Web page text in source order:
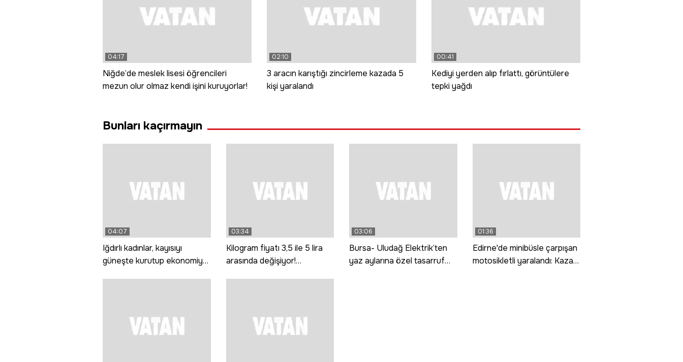
04:17
Niğde’de meslek lisesi öğrencileri
mezun olur olmaz kendi işini kuruyorlar!
02:10
3 aracın karıştığı zincirleme kazada 5
kişi yaralandı
00:41
Kediyi yerden alıp fırlattı, görüntülere
tepki yağdı
Bunları kaçırmayın
04:07
Iğdırlı kadınlar, kayısıyı
güneşte kurutup ekonomiye
03:34
Kilogram fiyatı 3,5 ile 5 lira
arasında değişiyor!
03:06
Bursa- Uludağ Elektrik’ten
yaz aylarına özel tasarruf
01:36
Edirne'de minibüsle çarpışan
motosikletli yaralandı: Kaza